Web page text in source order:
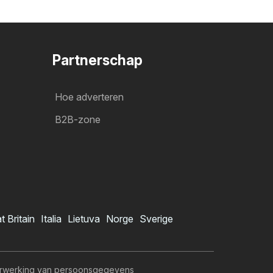
Partnerschap
Hoe adverteren
B2B-zone
Britain Italia Lietuva Norge Sverige
van persoonsgegevens